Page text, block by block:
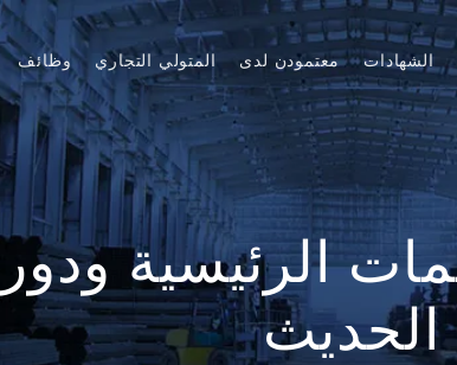
الشهادات معتمودن لدى المتولي التجاري وظائف
الرئيسية
الحديث